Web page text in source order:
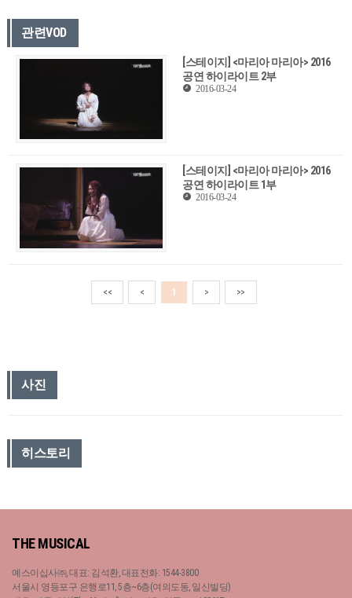
관련VOD
[스테이지] <마리아 마리아> 2016
공연 하이라이트 2부
2016-03-24
[스테이지] <마리아 마리아> 2016
공연 하이라이트 1부
2016-03-24
<< < 1 > >>
사진
히스토리
THE MUSICAL
예스이십사㈜, 대표: 김석환, 대표전화: 1544-3800
서울시 영등포구 은행로11, 5층~6층(여의도동, 일신빌딩)